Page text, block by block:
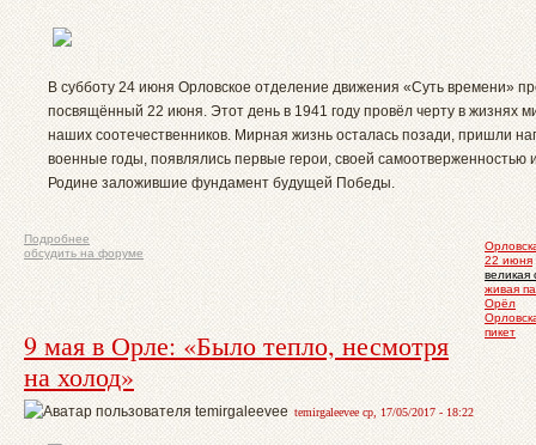
В субботу 24 июня Орловское отделение движения «Суть времени»
посвящённый 22 июня. Этот день в 1941 году провёл черту в жизнях
наших соотечественников. Мирная жизнь осталась позади, пришли
военные годы, появлялись первые герои, своей самоотверженностью
Родине заложившие фундамент будущей Победы.
22 июня
великая
живая
Орёл
пикет
Подробнее
обсудить на форуме
9 мая в Орле: «Было тепло, несмотря
на холод»
temirgaleevee ср, 17/05/2017 - 18:22